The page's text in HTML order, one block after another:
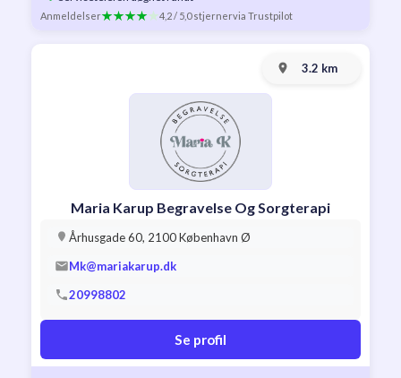
Anmeldelser 4,2 / 5,0 stjernervia Trustpilot
3.2 km
Maria Karup Begravelse Og Sorgterapi
Århusgade 60, 2100 København Ø
Mk@mariakarup.dk
20998802
Se profil